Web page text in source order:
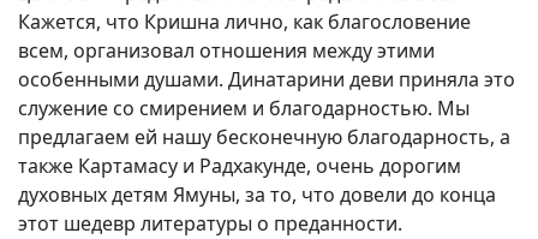
Кажется, что Кришна лично, как благословение
всем, организовал отношения между этими
особенными душами. Динатарини деви приняла это
служение со смирением и благодарностью. Мы
предлагаем ей нашу бесконечную благодарность, а
также Картамасу и Радхакунде, очень дорогим
духовных детям Ямуны, за то, что довели до конца
этот шедевр литературы о преданности.